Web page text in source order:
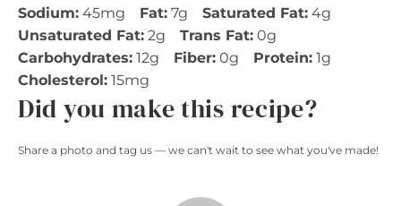
Sodium: 45mg Fat: 7g Saturated Fat: 4g
Unsaturated Fat: 2g Trans Fat: 0g
Carbohydrates: 12g Fiber: 0g Protein: 1g
Cholesterol: 15mg
Did you make this recipe?
Share a photo and tag us — we can't wait to see what you've made!